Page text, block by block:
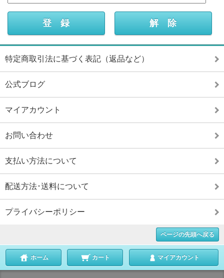
特定商取引法に基づく表記（返品など）
公式ブログ
マイアカウント
お問い合わせ
支払い方法について
配送方法･送料について
プライバシーポリシー
ページの先頭へ戻る
ホーム カート マイアカウント